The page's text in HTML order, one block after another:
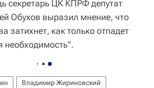
секретарь ЦК КПРФ депутат
Обухов выразил мнение, что
затихнет, как только отпадет
необходимость".
Владимир Жириновский